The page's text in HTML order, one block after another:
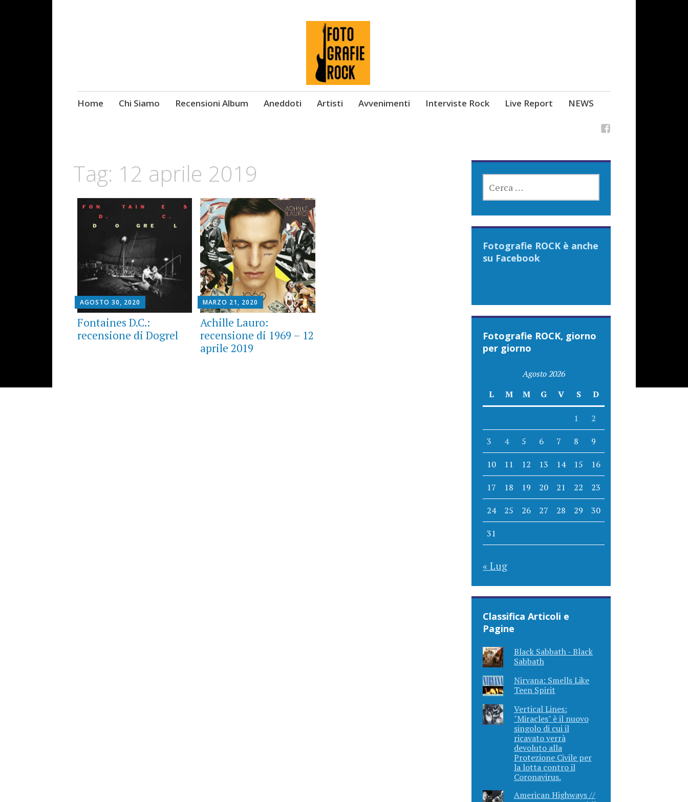
Skip
Home Chi Siamo Recensioni Album Aneddoti Artisti Avvenimenti Interviste Rock Live Report NEWS
Tag: 12 aprile 2019
AGOSTO 30, 2020
Fontaines D.C.:
recensione di Dogrel
MARZO 21, 2020
Achille Lauro:
recensione di 1969 – 12
aprile 2019
PER:
Fotografie ROCK è anche
su Facebook
Fotografie ROCK, giorno
per giorno
Agosto 2026
L
M M G V S D
1 2
3 4 5 6 7 8 9
10 11 12 13 14 15 16
17 18 19 20 21 22 23
24 25 26 27 28 29 30
31
« Lug
Classifica Articoli e
Pagine
Black Sabbath - Black
Sabbath
Nirvana: Smells Like
Teen Spirit
Vertical Lines:
"Miracles" è il nuovo
singolo di cui il
ricavato verrà
devoluto alla
Protezione Civile per
la lotta contro il
Coronavirus.
American Highways //